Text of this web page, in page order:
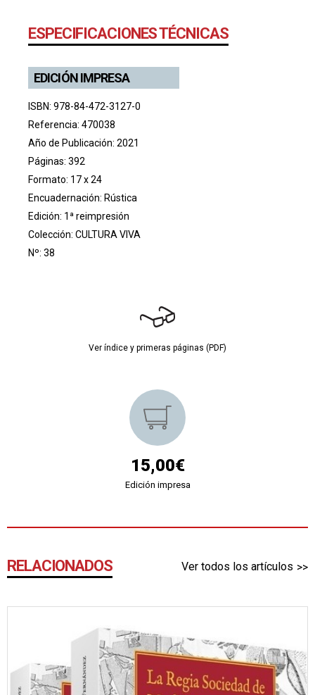
ESPECIFICACIONES TÉCNICAS
EDICIÓN IMPRESA
ISBN: 978-84-472-3127-0
Referencia: 470038
Año de Publicación: 2021
Páginas: 392
Formato: 17 x 24
Encuadernación: Rústica
Edición: 1ª reimpresión
Colección: CULTURA VIVA
Nº: 38
Ver índice y primeras páginas (PDF)
15,00€
Edición impresa
RELACIONADOS Ver todos los artículos